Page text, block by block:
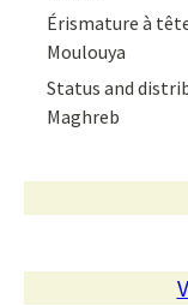
Érismature à
Moulouya
Status and
Maghreb